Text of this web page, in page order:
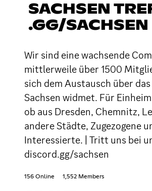
SACHSEN
.GG/SACHSEN
Wir sind eine wachsende
mittlerweile über 1500
sich dem Austausch über
Sachsen widmet. Für
ob aus Dresden, Chemnitz,
andere Städte, Zugezogene
Interessierte. | Tritt uns bei
discord.gg/sachsen
156 Online 1,552 Members